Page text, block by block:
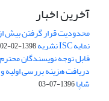
آخرین اخبار
محدودیت قرار گرفتن بیش از
نمایه ISC نشریه 1398-02-02
قابل توجه نویسندگان محترم
دریافت هزینه بررسی اولیه
شاپا1396-07-03